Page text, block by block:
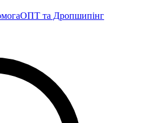
ОПТ та Дропшипінг